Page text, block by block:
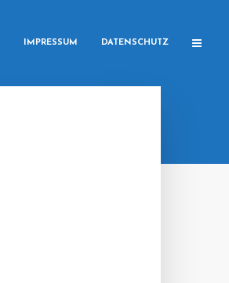
IMPRESSUM DATENSCHUTZ